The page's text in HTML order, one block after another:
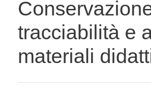
tracciabilità e
materiali